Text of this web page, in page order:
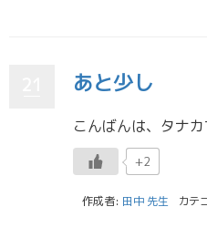
あと少し
+2
作成者: 田中 先生 カテ